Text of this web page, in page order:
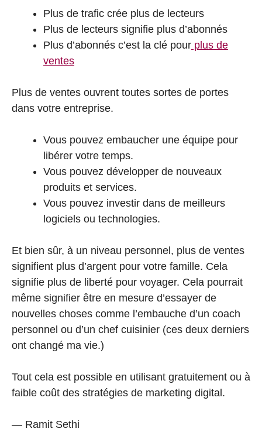
Plus de trafic crée plus de lecteurs
Plus de lecteurs signifie plus d’abonnés
Plus d’abonnés c’est la clé pour plus de
ventes
Plus de ventes ouvrent toutes sortes de portes
dans votre entreprise.
Vous pouvez embaucher une équipe pour
libérer votre temps.
Vous pouvez développer de nouveaux
produits et services.
Vous pouvez investir dans de meilleurs
logiciels ou technologies.
Et bien sûr, à un niveau personnel, plus de ventes
signifient plus d’argent pour votre famille. Cela
signifie plus de liberté pour voyager. Cela pourrait
même signifier être en mesure d’essayer de
nouvelles choses comme l’embauche d’un coach
personnel ou d’un chef cuisinier (ces deux derniers
ont changé ma vie.)
Tout cela est possible en utilisant gratuitement ou à
faible coût des stratégies de marketing digital.
— Ramit Sethi